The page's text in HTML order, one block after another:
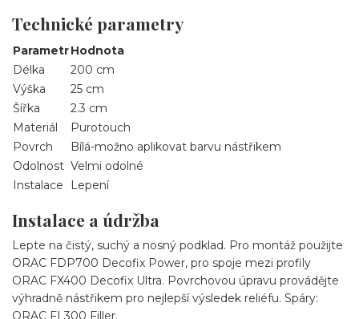
Technické parametry
ParametrHodnota
Délka
200 cm
Výška
25 cm
Šířka
2.3 cm
Materiál
Purotouch
Povrch
Bílá-možno aplikovat barvu nástřikem
Odolnost Velmi odolné
Instalace
Lepení
Instalace a údržba
Lepte na čistý, suchý a nosný podklad. Pro montáž použijte
ORAC FDP700 Decofix Power, pro spoje mezi profily
ORAC FX400 Decofix Ultra. Povrchovou úpravu provádějte
výhradně nástřikem pro nejlepší výsledek reliéfu. Spáry:
ORAC FL300 Filler.